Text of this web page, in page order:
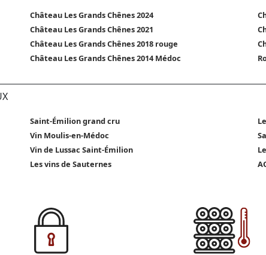
Château Les Grands Chênes 2024
Château Les Grands Chênes 2021
Château Les Grands Chênes 2018 rouge
Château Les Grands Chênes 2014 Médoc
Saint-Émilion grand cru
Vin Moulis-en-Médoc
Vin de Lussac Saint-Émilion
Les vins de Sauternes